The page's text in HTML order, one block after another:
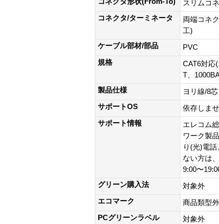
スリムコ
コネクタ/ターミネータ
両端コネ
工)
ケーブル部材/部品
PVC
規格
CAT6対応
T、
製品仕様
ヨリ線/8
サポートOS
依存しま
サポート情報
エレコム
ワーク製
り(光)電
ない方は
9:00〜
グリーン購入法
対象外
エコマーク
商品類型外
PCグリーンラベル
対象外